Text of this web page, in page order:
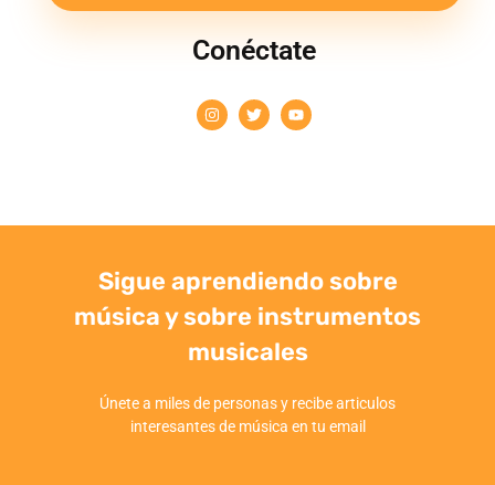
Conéctate
Sigue aprendiendo sobre
música y sobre instrumentos
musicales
Únete a miles de personas y recibe articulos
interesantes de música en tu email